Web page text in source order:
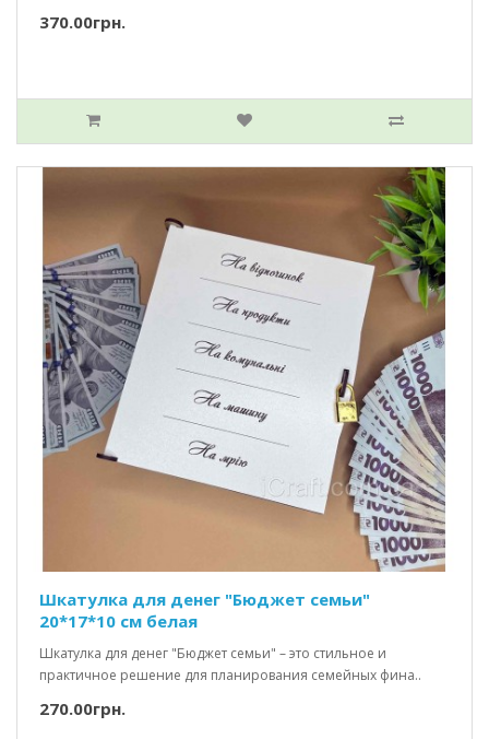
370.00грн.
Шкатулка для денег "Бюджет семьи"
20*17*10 см белая
Шкатулка для денег "Бюджет семьи" – это стильное и
практичное решение для планирования семейных фина..
270.00грн.